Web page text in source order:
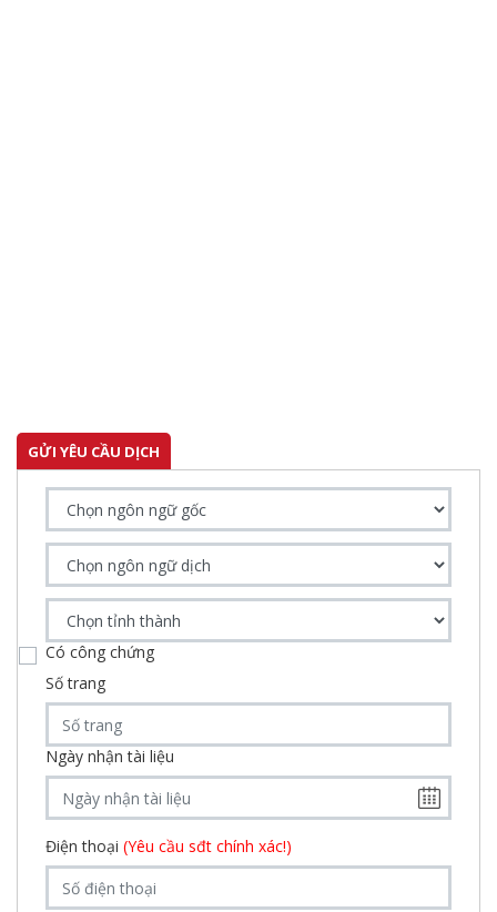
GỬI YÊU CẦU DỊCH
Có công chứng
Số trang
Ngày nhận tài liệu
Điện thoại (Yêu cầu sđt chính xác!)